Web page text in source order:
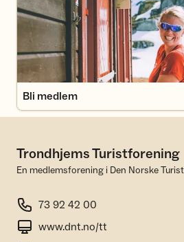
Bli medlem
Trondhjems Turistforening
En medlemsforening i Den Norske
73 92 42 00
www.dnt.no/tt